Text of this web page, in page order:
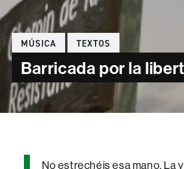
Categories
MÚSICA TEXTOS
Barricada por la
No estrechéis esa mano. La